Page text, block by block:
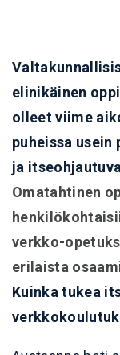
elinikäinen
olleet viime
puheissa
ja
Omatahtinen
verkko-
erilaista
Kuinka tukea